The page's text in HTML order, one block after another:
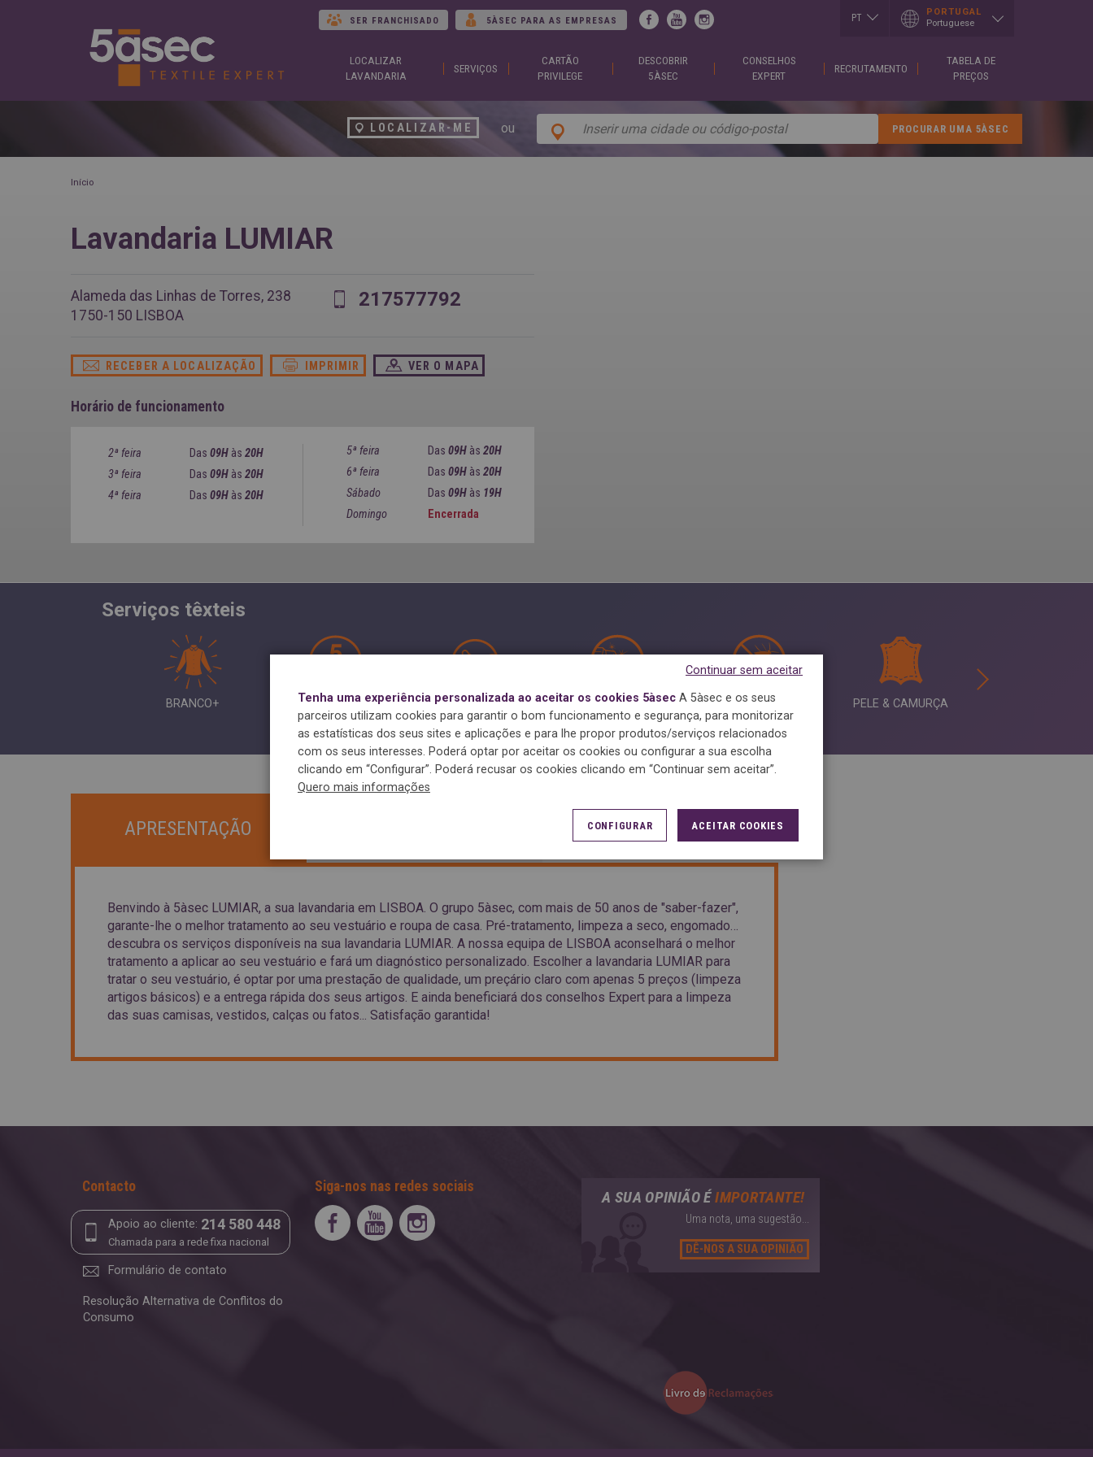
Jump to navigation
SER FRANCHISADO 5ÀSEC PARA AS EMPRESAS PT
PORTUGAL
Portuguese
ARGENTINA
BELGIUM
English
French
BRAZIL
Portuguese
English
Arabic
FRANCE
English
Français
Français
MEXICO
Español
Portuguese
SLOVAKIA
English
Cрпски
SPAIN
English
Spanish
LOCALIZAR
LAVANDARIA
SERVIÇOS
CARTÃO
PRIVILEGE
DESCOBRIR
5ÀSEC
CONSELHOS
EXPERT
RECRUTAMENTO
TABELA DE
PREÇOS
LOCALIZAR-ME ou
Início
Lavandaria LUMIAR
Alameda das Linhas de Torres, 238
1750-150 LISBOA
217577792
RECEBER A LOCALIZAÇÃO IMPRIMIR VER O MAPA
Horário de funcionamento
2ª feira Das 09H às 20H
3ª feira
Das 09H às 20H
4ª feira
Das 09H às 20H
5ª feira Das 09H às 20H
6ª feira
Das 09H às 20H
Sábado
Das 09H às 19H
Domingo
Encerrada
Serviços têxteis
BRANCO+
ENGOMADO 5
CAMISAS
ANTI-NÓDOAS ACABAMENTO ANTI-TRAÇAS PELE & CAMURÇA
APRESENTAÇÃO
Benvindo à 5àsec LUMIAR, a sua lavandaria em LISBOA. O grupo 5àsec, com mais de 50 anos de "saber-fazer",
garante-lhe o melhor tratamento ao seu vestuário e roupa de casa. Pré-tratamento, limpeza a seco, engomado…
descubra os serviços disponíveis na sua lavandaria LUMIAR. A nossa equipa de LISBOA aconselhará o melhor
tratamento a aplicar ao seu vestuário e fará um diagnóstico personalizado. Escolher a lavandaria LUMIAR para
tratar o seu vestuário, é optar por uma prestação de qualidade, um preçário claro com apenas 5 preços (limpeza
artigos básicos) e a entrega rápida dos seus artigos. E ainda beneficiará dos conselhos Expert para a limpeza
das suas camisas, vestidos, calças ou fatos... Satisfação garantida!
Contacto
Apoio ao cliente: 214 580 448
Chamada para a rede fixa nacional
Formulário de contato
Resolução Alternativa de Conflitos do
Consumo
Siga-nos nas redes sociais
A SUA OPINIÃO ÉIMPORTANTE!
Uma nota, uma sugestão...
DÊ-NOS A SUA OPINIÃO
Tenha uma experiência personalizada ao aceitar os cookies 5àsec A 5àsec e os seus
parceiros utilizam cookies para garantir o bom funcionamento e segurança, para monitorizar
as estatísticas dos seus sites e aplicações e para lhe propor produtos/serviços relacionados
com os seus interesses. Poderá optar por aceitar os cookies ou configurar a sua escolha
clicando em “Configurar”. Poderá recusar os cookies clicando em “Continuar sem aceitar”.
Quero mais informações
ACEITAR COOKIES
CONFIGURAR
Continuar sem aceitar